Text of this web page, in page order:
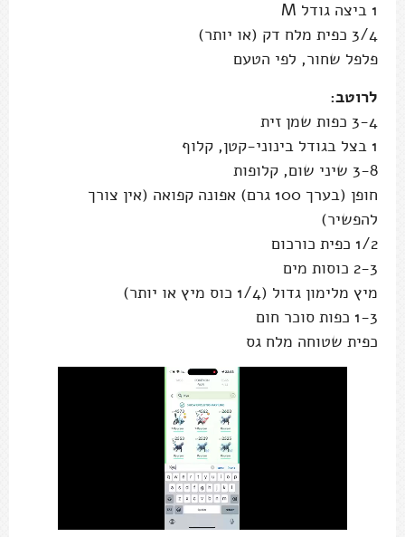
1 ביצה גודל M
3/4 כפית מלח דק (או יותר)
פלפל שחור, לפי הטעם
לרוטב:
3-4 כפות שמן זית
1 בצל בגודל בינוני-קטן, קלוף
3-8 שיני שום, קלופות
חופן (בערך 100 גרם) אפונה קפואה (אין צורך
להפשיר)
1/2 כפית כורכום
2-3 כוסות מים
מיץ מלימון גדול (1/4 כוס מיץ או יותר)
1-3 כפות סוכר חום
כפית שטוחה מלח גס